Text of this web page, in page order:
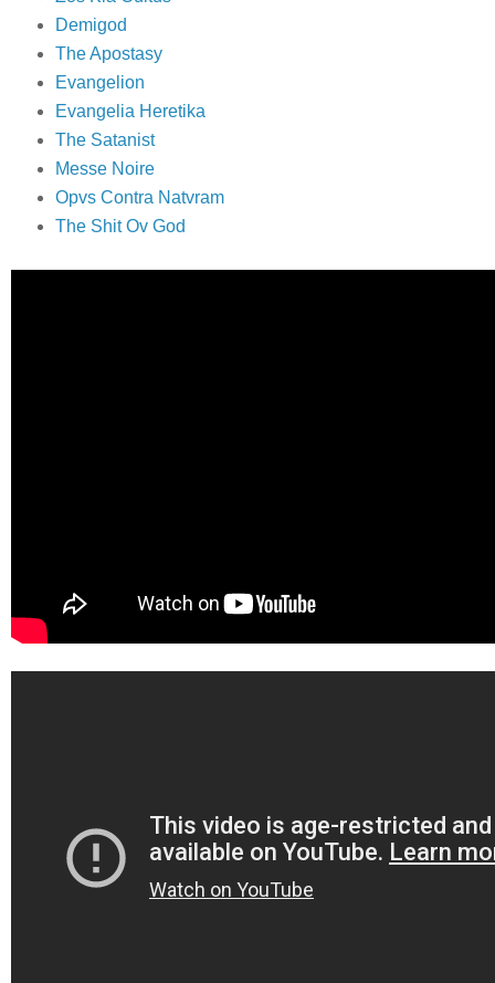
Demigod
The Apostasy
Evangelion
Evangelia Heretika
The Satanist
Messe Noire
Opvs Contra Natvram
The Shit Ov God